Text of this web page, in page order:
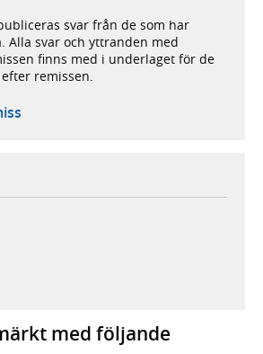
svar från de som har
Alla svar och yttranden med
finns med i underlaget för de
remissen.
i ny flik, extern webbplats,
flik, extern webbplats,
i ny flik, extern webbplats,
din e-postklient,
med följande